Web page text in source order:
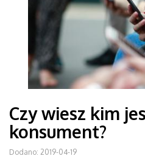
Czy wiesz kim
konsument?
Dodano: 2019-04-19